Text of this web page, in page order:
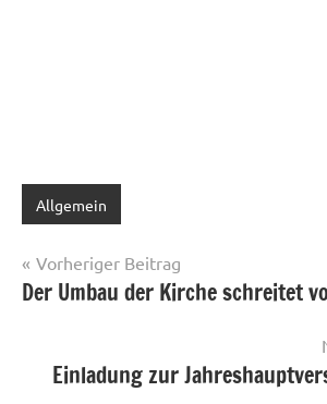
Allgemein
Beitragsnavigation
Vorheriger Beitrag
Der Umbau der Kirche schreitet
Einladung zur